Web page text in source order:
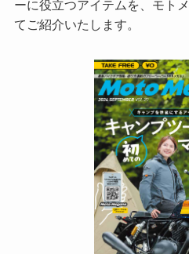
ーに役立つアイテムを、モト
てご紹介いたします。